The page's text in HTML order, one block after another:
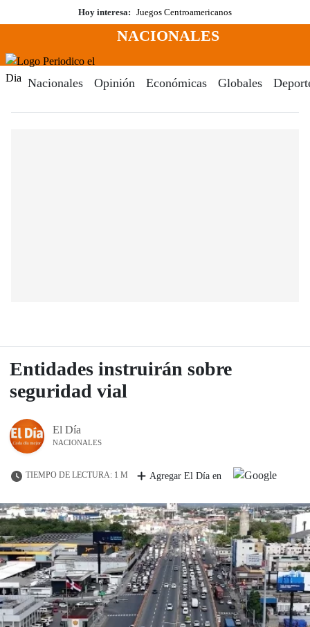
al
Hoy interesa: Juegos Centroamericanos
Menú
NACIONALES
Nacionales Opinión Económicas Globales
Entidades instruirán sobre
seguridad vial
El Día
NACIONALES
TIEMPO DE LECTURA: 1 M Agregar El Día en